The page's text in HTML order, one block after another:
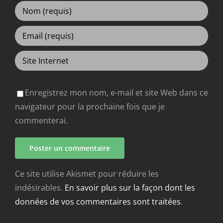
Enregistrez mon nom, e-mail et site Web dans ce
navigateur pour la prochaine fois que je
commenterai.
Ce site utilise Akismet pour réduire les
indésirables. En savoir plus sur la façon dont les
données de vos commentaires sont traitées.